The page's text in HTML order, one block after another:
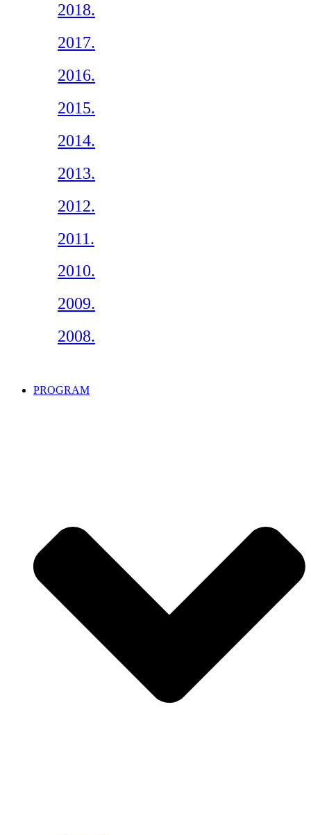
2018.
2017.
2016.
2015.
2014.
2013.
2012.
2011.
2010.
2009.
2008.
PROGRAM